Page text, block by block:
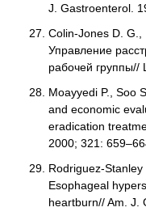
J. Gastroenterol.
Colin-Jones D. G.,
Управление
рабочей группы//
Moayyedi P., Soo
and economic
eradication
2000; 321:
Rodriguez-
Esophageal
heartburn// Am. J.